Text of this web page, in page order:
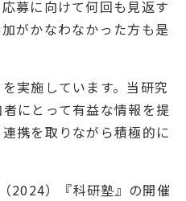
募に向けて何回も見返す
がかなわなかった方も是
実施しています。当研究
にとって有益な情報を提
携を取りながら積極的に
2024）『科研塾』の開催